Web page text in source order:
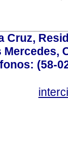
Cruz,
Mercedes,
(58-